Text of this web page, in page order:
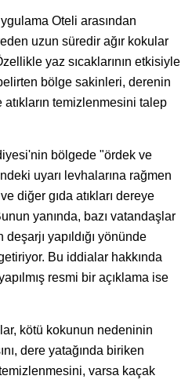
Oteli arasından
uzun süredir ağır kokular
yaz sıcaklarının etkisiyle
bölge sakinleri, derenin
temizlenmesini talep
bölgede "ördek ve
uyarı levhalarına rağmen
diğer gıda atıkları dereye
yanında, bazı vatandaşlar
yapıldığı yönünde
Bu iddialar hakkında
resmi bir açıklama ise
kötü kokunun nedeninin
dere yatağında biriken
varsa kaçak